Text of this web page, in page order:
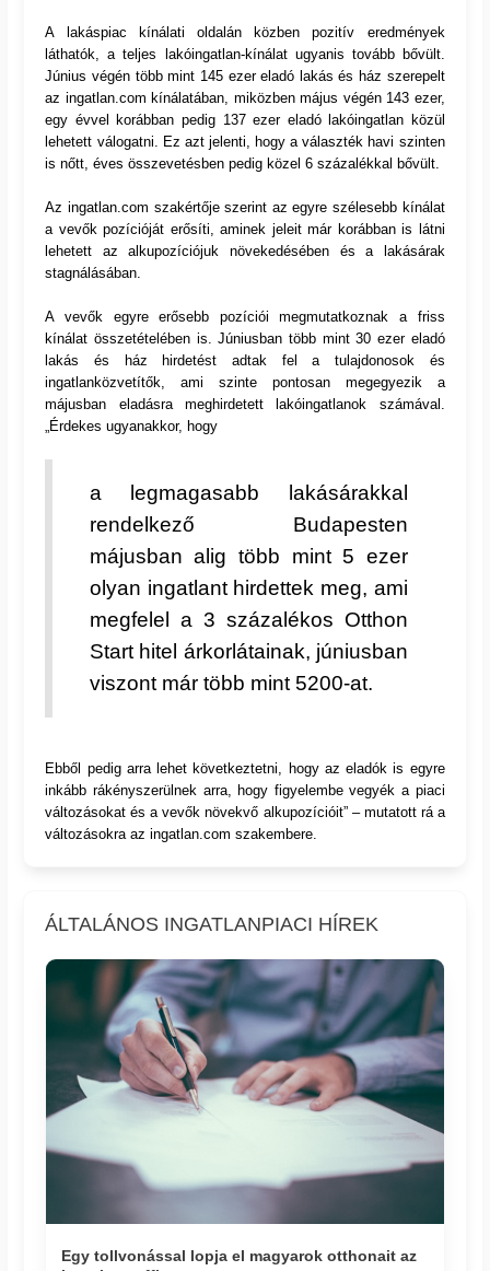
A lakáspiac kínálati oldalán közben pozitív eredmények
láthatók, a teljes lakóingatlan-kínálat ugyanis tovább bővült.
Június végén több mint 145 ezer eladó lakás és ház szerepelt
az ingatlan.com kínálatában, miközben május végén 143 ezer,
egy évvel korábban pedig 137 ezer eladó lakóingatlan közül
lehetett válogatni. Ez azt jelenti, hogy a választék havi szinten
is nőtt, éves összevetésben pedig közel 6 százalékkal bővült.
Az ingatlan.com szakértője szerint az egyre szélesebb kínálat
a vevők pozícióját erősíti, aminek jeleit már korábban is látni
lehetett az alkupozíciójuk növekedésében és a lakásárak
stagnálásában.
A vevők egyre erősebb pozíciói megmutatkoznak a friss
kínálat összetételében is. Júniusban több mint 30 ezer eladó
lakás és ház hirdetést adtak fel a tulajdonosok és
ingatlanközvetítők, ami szinte pontosan megegyezik a
májusban eladásra meghirdetett lakóingatlanok számával.
„Érdekes ugyanakkor, hogy
a legmagasabb lakásárakkal
rendelkező Budapesten
májusban alig több mint 5 ezer
olyan ingatlant hirdettek meg, ami
megfelel a 3 százalékos Otthon
Start hitel árkorlátainak, júniusban
viszont már több mint 5200-at.
Ebből pedig arra lehet következtetni, hogy az eladók is egyre
inkább rákényszerülnek arra, hogy figyelembe vegyék a piaci
változásokat és a vevők növekvő alkupozícióit” – mutatott rá a
változásokra az ingatlan.com szakembere.
ÁLTALÁNOS INGATLANPIACI HÍREK
Egy tollvonással lopja el magyarok otthonait az